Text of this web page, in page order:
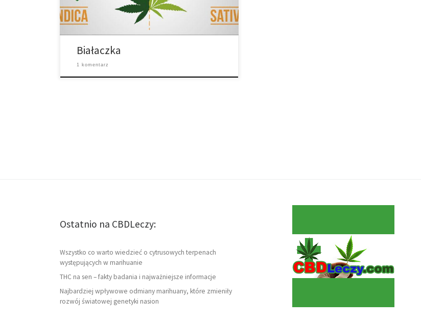
pacjentów chorych na raka nadal sięga po marihuanę.
Rak piersi jest jedną sprawą, […]
Białaczka
1 komentarz
Ostatnio na CBDLeczy:
Wszystko co warto wiedzieć o cytrusowych terpenach
występujących w marihuanie
THC na sen – fakty badania i najważniejsze informacje
Najbardziej wpływowe odmiany marihuany, które zmieniły
rozwój światowej genetyki nasion